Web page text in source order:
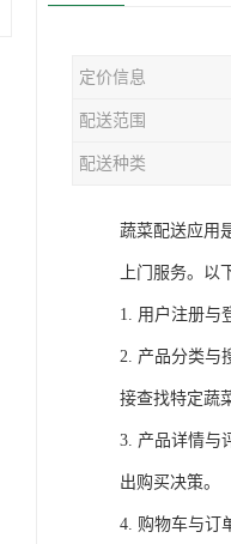
定价信息
配送范围
配送种类
蔬菜配送应用
上门服务。以
1. 用户注册与
2. 产品分类与
接查找特定蔬
3. 产品详情与
出购买决策。
4. 购物车与订